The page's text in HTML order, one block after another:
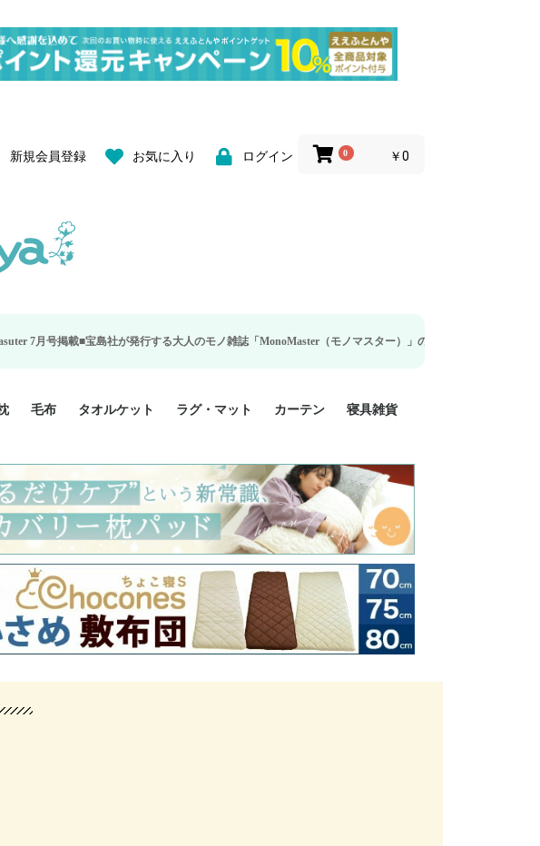
新規会員登録 お気に入り ログイン 0 ￥0
■宝島社が発行する大人のモノ雑誌「MonoMaster（モノマスター）」の疲労回復・睡眠の向上特集に当社の
シ
ジュニア 掛け布団カバー
シングル 掛け布団カバー
シングルロング 掛け布団
カバー
セミダブル 掛け布団カバ
ー
ダブル 掛け布団カバー
ダブルロング 掛け布団カ
バー
クィーン 掛け布団カバー
暖か 掛け布団カバー
ジュニア 敷布団カバー
セミシングル 敷布団カバ
ー
シングル 敷布団カバー
シングルロング 敷布団カ
バー
ダブル 敷布団カバー
35x50cm 枕カバー
43x63cm 枕カバー
50x70cm 枕カバー
シルク 枕カバー
シングル BOXシーツ
シングルロング BOXシー
ツ
セミダブル BOXシーツ
ダブル BOXシーツ
スーパーロング BOXシー
ツ
ー
ットン カバー2点セット
カバー3点セット
小さめ 35×50cm
やや小さめ 35×55cm
普通 43×63cm
大きめ 50×70cm
パイプ枕
高反発枕
低反発枕
機能性枕・その他枕
毛布 タオルケット
ハーフサイズ
シングルサイズ
セミダブルサイズ
ダブルサイズ
接触冷感
天然素材 綿100%
ラグ・マット カーテン
既成カーテンのサイズ
遮光カーテン
レース・シアーカーテン
Disney ディズニーカーテ
ン
MOOMIN ムーミンカーテ
ン
PEANUTS ピーナツカー
テン (SNOOPY スヌーピ
ー)
寝具雑貨
美容・化粧品
シルク寝具・雑貨
HURONテクノロジー リ
カバリー寝具
ソファカバー
ひざ掛け
パジャマ
クッション
玄関・フロアーマット
ペット用ベッド
インテリア
その他寝具雑貨